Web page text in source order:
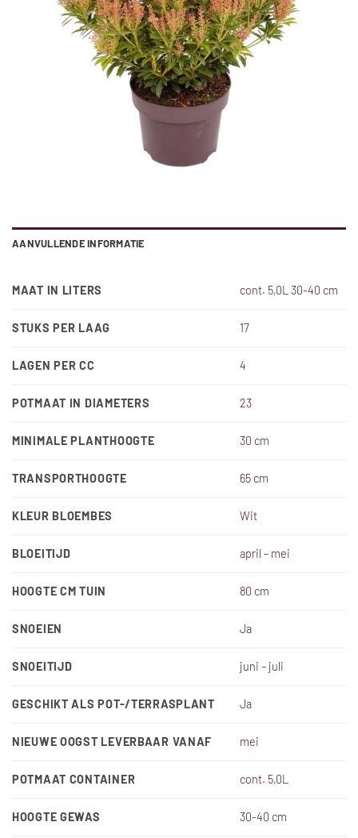
AANVULLENDE INFORMATIE
MAAT IN LITERS cont. 5,0L 30-40 cm
STUKS PER LAAG 17
LAGEN PER CC 4
POTMAAT IN DIAMETERS 23
MINIMALE PLANTHOOGTE 30 cm
TRANSPORTHOOGTE 65 cm
KLEUR BLOEMBES Wit
BLOEITIJD april – mei
HOOGTE CM TUIN 80 cm
SNOEIEN Ja
SNOEITIJD juni – juli
GESCHIKT ALS POT-/TERRASPLANT Ja
NIEUWE OOGST LEVERBAAR VANAF mei
POTMAAT CONTAINER cont. 5,0L
HOOGTE GEWAS 30-40 cm